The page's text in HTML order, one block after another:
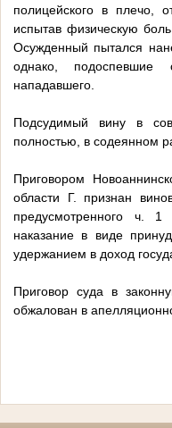
полицейского в плечо,
испытав физическую
Осужденный пытался
однако, подоспевшие
нападавшего.
Подсудимый вину в
полностью, в содеянном
Приговором
области Г. признан
предусмотренного ч.
наказание в виде
удержанием в доход
Приговор суда в
обжалован в